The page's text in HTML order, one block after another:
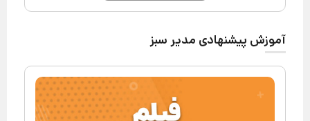
آموزش پیشنهادی مدیر سبز